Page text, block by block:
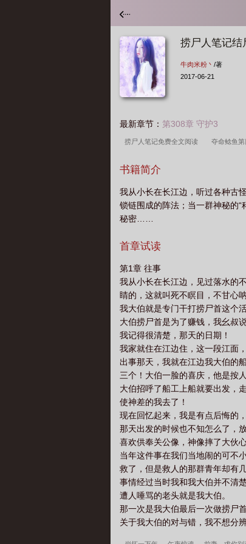
捞尸人笔记结
牛肉米粉丶 /著
2017-06-21
最新章节： 第308章 守护3
捞尸人笔记免费全文阅读 夺命鲶鱼
记结局是什么
书籍简介
我从小长在长江边，听过各种古
锁链围成的阵法；当一群神秘的
秘密……
首章试读
第1章 往事
我从小长在长江边，见过落水的
睛的，这就叫死不瞑目，不甘心呐
我大伯就是专门干打捞尸首这个
大伯捞尸首是为了赚钱，我幺叔
我记得很清楚，那天的日期！
我家就住在江边住，这一段江面
出事那天，我就在江边我大伯的
三个！大伯一脸的喜庆，他是按
大伯招呼了船工上船就要出发，
使神差的我去了！
现在回忆起来，我是有点后悔的
那天出发的时候也不知怎么了，
喜欢供奉关公像，神像摔了大伙
当年这件事在我们当地闹的可不
救了，但是救人的那群青年却有
事情经过当时我和我大伯并不清
遭人唾骂的老头就是我大伯。
那一次是我大伯最后一次做捞尸
关于我大伯的对与错，我不想分辨